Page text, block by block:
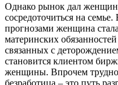
Однако рынок дал
сосредоточиться на
прогнозами женщина
материнских
связанных с
становится клиентом
женщины. Впрочем
безработица – это путь